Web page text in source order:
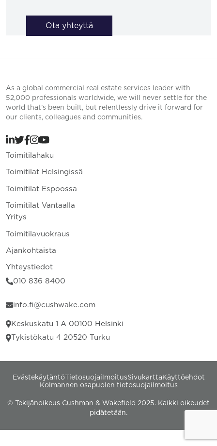
Ota yhteyttä
As a global commercial real estate services leader with
52,000 professionals worldwide, we will never settle for the
world that’s been built, but relentlessly drive it forward for
our clients, colleagues and communities.
Toimitilahaku
Toimitilat Helsingissä
Toimitilat Espoossa
Toimitilat Vantaalla
Yritys
Toimitilavuokraus
Ajankohtaista
Yhteystiedot
010 836 8400
info.fi@cushwake.com
Keskuskatu 1 A 00100 Helsinki
Tykistökatu 4 20520 Turku
EvästekäytäntöTietosuojailmoitusSivukartta Käyttöehdot
Kolmannen osapuolen tietosuojailmoitus
© Tekijänoikeus Cushman & Wakefield 2025. Kaikki oikeudet
pidätetään.